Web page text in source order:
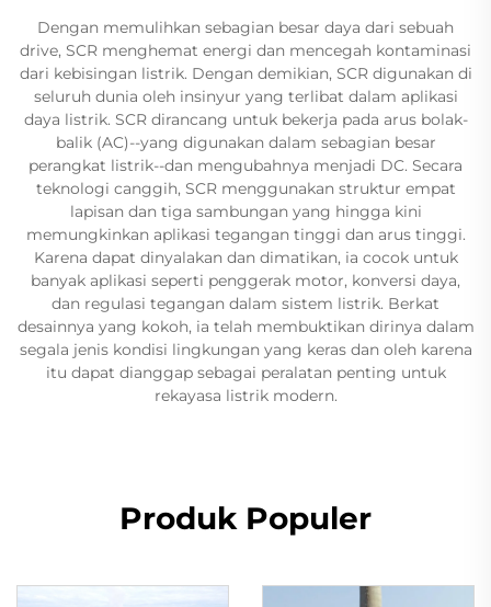
Dengan memulihkan sebagian besar daya dari sebuah
drive, SCR menghemat energi dan mencegah kontaminasi
dari kebisingan listrik. Dengan demikian, SCR digunakan di
seluruh dunia oleh insinyur yang terlibat dalam aplikasi
daya listrik. SCR dirancang untuk bekerja pada arus bolak-
balik (AC)--yang digunakan dalam sebagian besar
perangkat listrik--dan mengubahnya menjadi DC. Secara
teknologi canggih, SCR menggunakan struktur empat
lapisan dan tiga sambungan yang hingga kini
memungkinkan aplikasi tegangan tinggi dan arus tinggi.
Karena dapat dinyalakan dan dimatikan, ia cocok untuk
banyak aplikasi seperti penggerak motor, konversi daya,
dan regulasi tegangan dalam sistem listrik. Berkat
desainnya yang kokoh, ia telah membuktikan dirinya dalam
segala jenis kondisi lingkungan yang keras dan oleh karena
itu dapat dianggap sebagai peralatan penting untuk
rekayasa listrik modern.
Produk Populer